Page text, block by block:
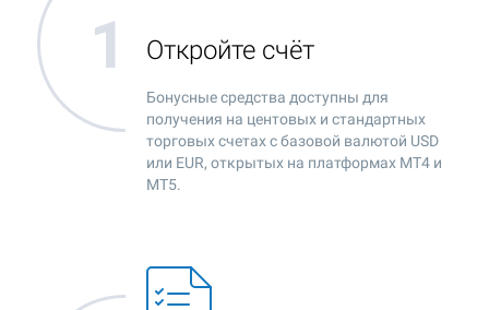
Откройте счёт
Бонусные средства доступны для
получения на центовых и стандартных
торговых счетах с базовой валютой USD
или EUR, открытых на платформах MT4 и
MT5.